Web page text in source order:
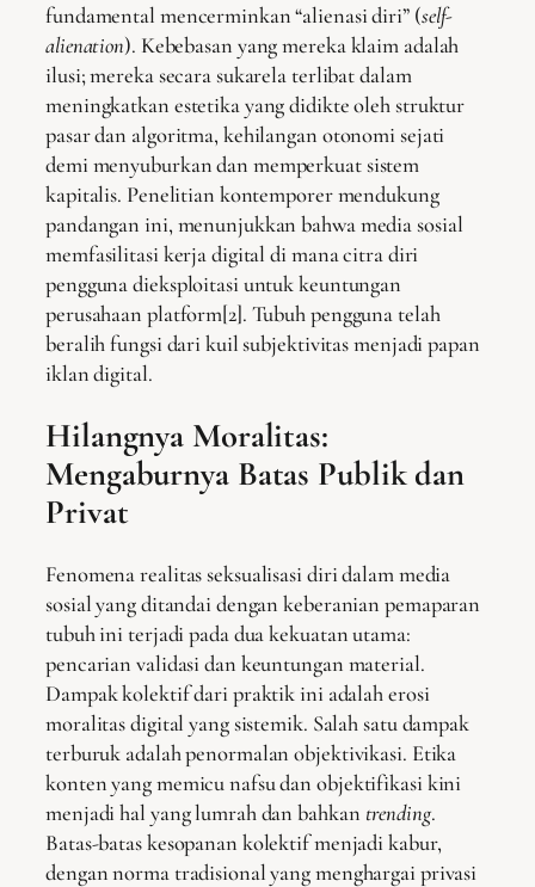
fundamental mencerminkan “alienasi diri” (self-
alienation). Kebebasan yang mereka klaim adalah
ilusi; mereka secara sukarela terlibat dalam
meningkatkan estetika yang didikte oleh struktur
pasar dan algoritma, kehilangan otonomi sejati
demi menyuburkan dan memperkuat sistem
kapitalis. Penelitian kontemporer mendukung
pandangan ini, menunjukkan bahwa media sosial
memfasilitasi kerja digital di mana citra diri
pengguna dieksploitasi untuk keuntungan
perusahaan platform[2]. Tubuh pengguna telah
beralih fungsi dari kuil subjektivitas menjadi papan
iklan digital.
Hilangnya Moralitas:
Mengaburnya Batas Publik dan
Privat
Fenomena realitas seksualisasi diri dalam media
sosial yang ditandai dengan keberanian pemaparan
tubuh ini terjadi pada dua kekuatan utama:
pencarian validasi dan keuntungan material.
Dampak kolektif dari praktik ini adalah erosi
moralitas digital yang sistemik. Salah satu dampak
terburuk adalah penormalan objektivikasi. Etika
konten yang memicu nafsu dan objektifikasi kini
menjadi hal yang lumrah dan bahkan trending.
Batas-batas kesopanan kolektif menjadi kabur,
dengan norma tradisional yang menghargai privasi